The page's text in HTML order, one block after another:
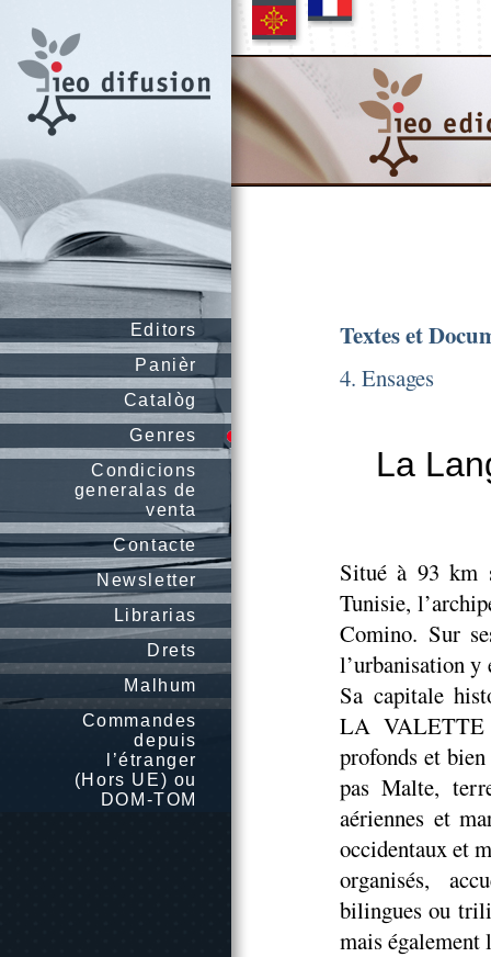
Editors
Panièr
Catalòg
Genres
Condicions
generalas de
venta
Contacte
Newsletter
Librarias
Drets
Malhum
Commandes
depuis
l’étranger
(Hors UE) ou
DOM-TOM
Textes et
4. Ensages
La
Situé à 93 km
Tunisie,
Comino. Sur
l’urbanisation y
Sa capitale
LA VALETTE
profonds et
pas Malte,
aériennes et
occidentaux et
organisés,
bilingues ou
mais